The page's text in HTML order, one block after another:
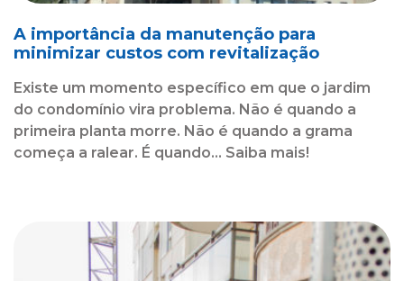
A importância da manutenção para
minimizar custos com revitalização
Existe um momento específico em que o jardim
do condomínio vira problema. Não é quando a
primeira planta morre. Não é quando a grama
começa a ralear. É quando... Saiba mais!